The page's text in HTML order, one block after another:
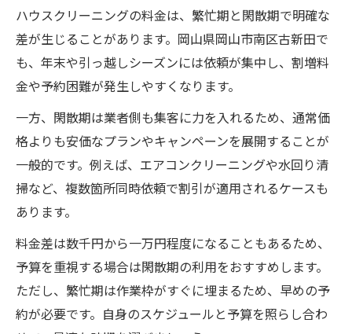
ハウスクリーニングの料金は、繁忙期と閑散期で明確な
差が生じることがあります。岡山県岡山市南区古新田で
も、年末や引っ越しシーズンには依頼が集中し、割増料
金や予約困難が発生しやすくなります。
一方、閑散期は業者側も集客に力を入れるため、通常価
格よりも安価なプランやキャンペーンを展開することが
一般的です。例えば、エアコンクリーニングや水回り清
掃など、複数箇所同時依頼で割引が適用されるケースも
あります。
料金差は数千円から一万円程度になることもあるため、
予算を重視する場合は閑散期の利用をおすすめします。
ただし、繁忙期は作業枠がすぐに埋まるため、早めの予
約が必要です。自身のスケジュールと予算を照らし合わ